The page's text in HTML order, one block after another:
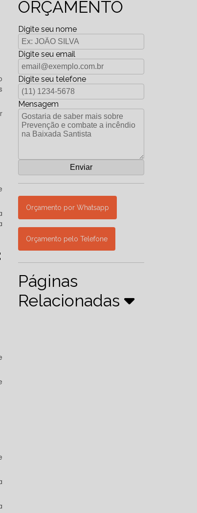
ORÇAMENTO
Digite seu nome
Digite seu email
Digite seu telefone
Mensagem
Orçamento por Whatsapp
Orçamento pelo Telefone
Páginas
Relacionadas